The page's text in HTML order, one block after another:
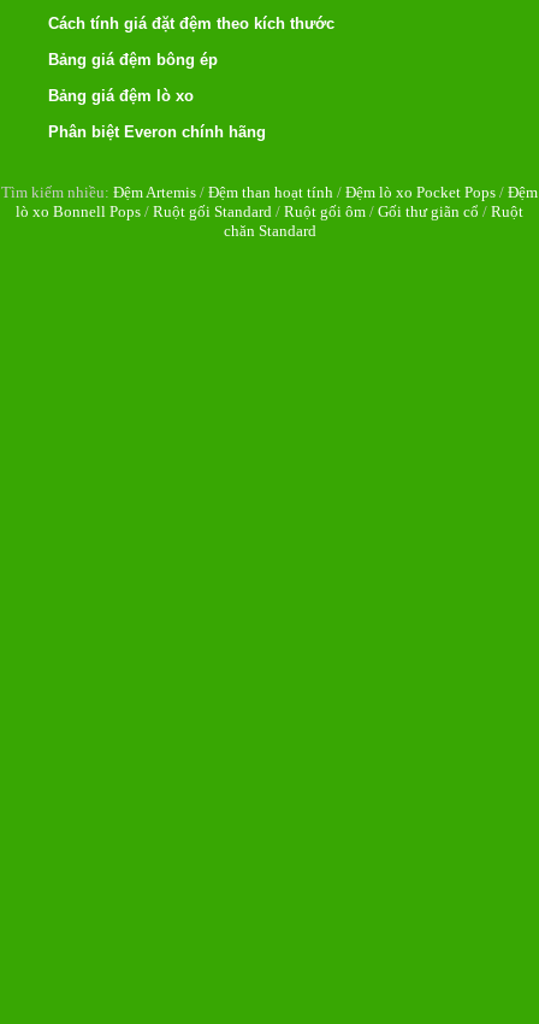
Cách tính giá đặt đệm theo kích thước
Bảng giá đệm bông ép
Bảng giá đệm lò xo
Phân biệt Everon chính hãng
Tìm kiếm nhiều: Đệm Artemis / Đệm than hoạt tính / Đệm lò xo Pocket Pops / Đệm
lò xo Bonnell Pops / Ruột gối Standard / Ruột gối ôm / Gối thư giãn cổ / Ruột
chăn Standard